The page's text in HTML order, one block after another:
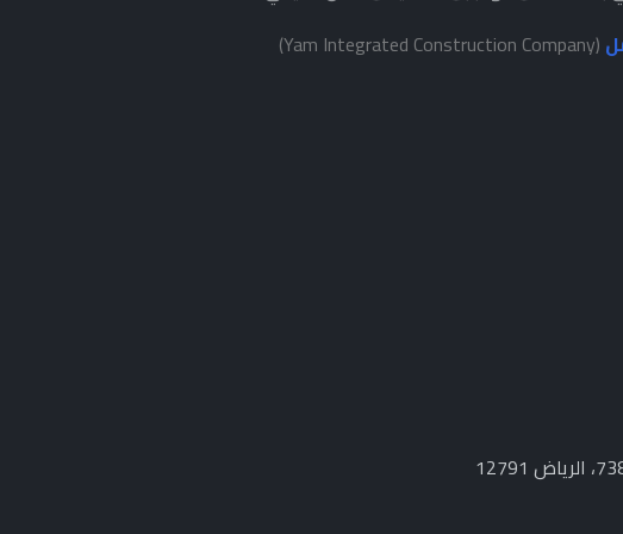
(Yam Integrated Construction Company)